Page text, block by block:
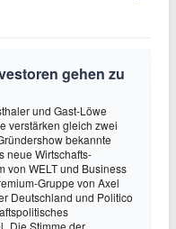
gehen zu
und Gast-Löwe
verstärken gleich zwei
bekannte
neue Wirtschafts-
von WELT und Business
Gruppe von Axel
Deutschland und Politico
„Die Stimme der